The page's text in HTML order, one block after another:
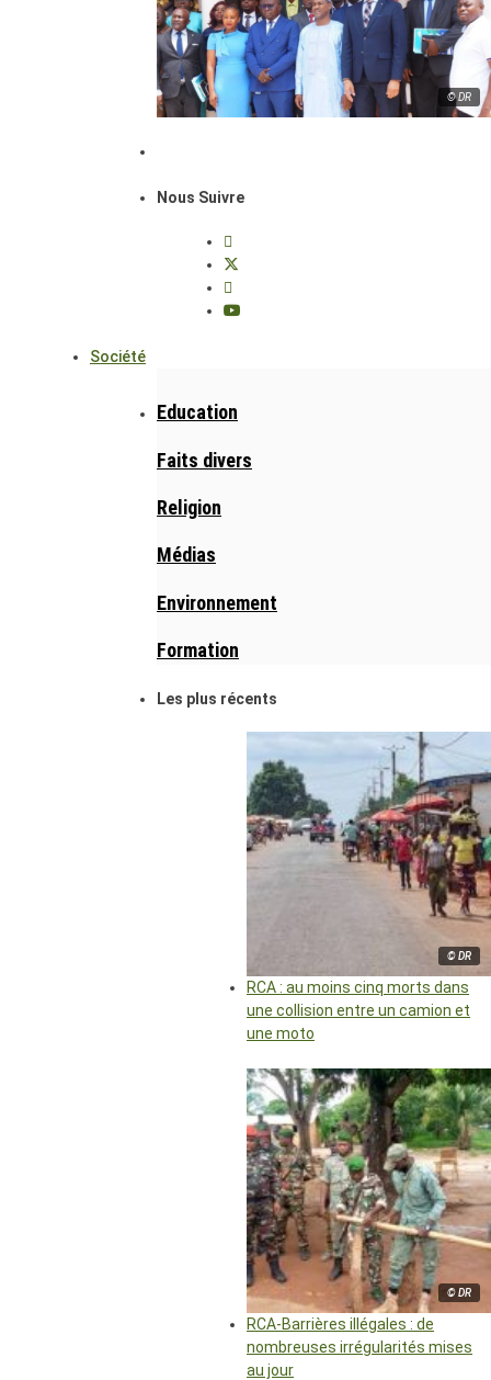
© DR
Nous Suivre
Société
Education
Faits divers
Religion
Médias
Environnement
Formation
Les plus récents
© DR
RCA : au moins cinq morts dans
une collision entre un camion et
une moto
© DR
RCA-Barrières illégales : de
nombreuses irrégularités mises
au jour